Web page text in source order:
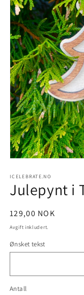
1
modal
ICELEBRATE.NO
Julepynt i
Vanlig
pris
129,00 NOK
Avgift inkludert.
Ønsket tekst
Antall